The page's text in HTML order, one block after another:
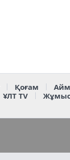
Қоғам
ҰЛТ TV